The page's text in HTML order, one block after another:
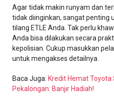
Agar tidak makin runyam dan
tidak diinginkan, sangat penting
tilang ETLE Anda. Tak perlu
Anda bisa dilakukan secara
kepolisian. Cukup masukkan
untuk mengakses detailnya.
Baca Juga: Kredit Hemat Toyota
Pekalongan: Banjir Hadiah!